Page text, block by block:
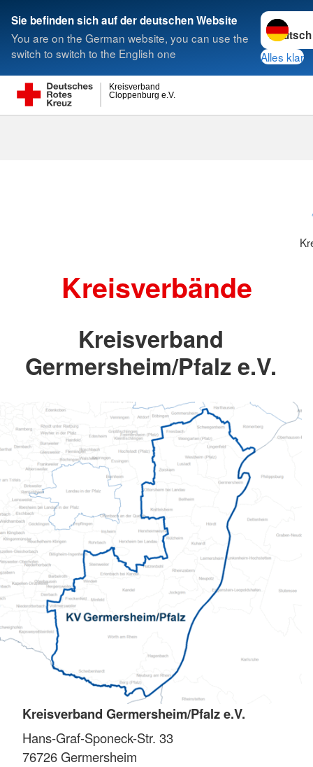
Sie befinden sich auf der deutschen Website
You are on the German website, you can use the
switch to switch to the English one
Sprache
Alles klar
Cloppenburg e.V.
Kreisverband
Suche
Kreisverbände
Kreisverband
Germersheim/Pfalz e.V.
Kreisverband Germersheim/Pfalz e.V.
Hans-Graf-Sponeck-Str. 33
76726Germersheim